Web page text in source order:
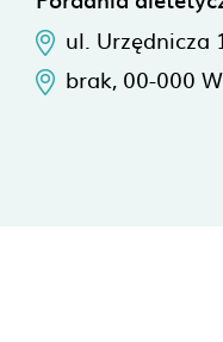
ul. Urzędnicza
brak, 00-000